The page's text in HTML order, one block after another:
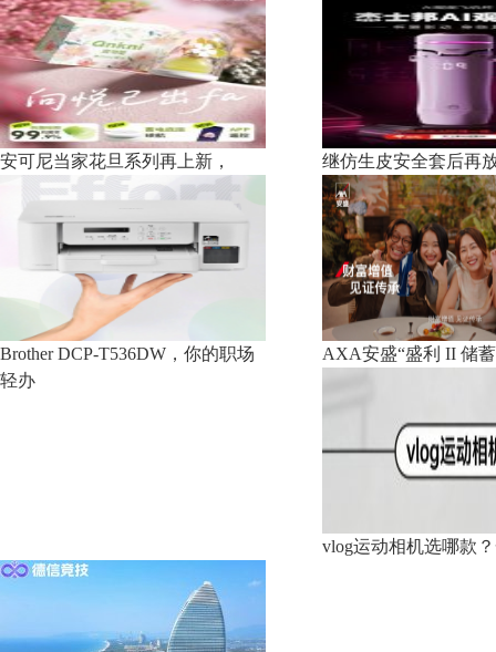
安可尼当家花旦系列再上新， 继仿生皮安全套后再
Brother DCP-T536DW，你的职场
轻办
AXA安盛“盛利 II 储
vlog运动相机选哪款